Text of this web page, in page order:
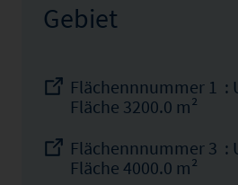
Gebiet
Flächennnummer 1 :
Fläche 3200.0 m²
Flächennnummer 3 :
Fläche 4000.0 m²